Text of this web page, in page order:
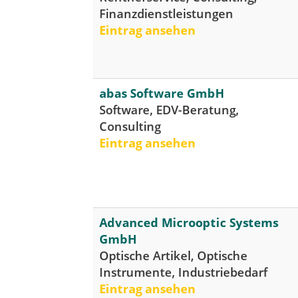
Finanzdienstleistungen
Eintrag ansehen
abas Software GmbH
Software, EDV-Beratung,
Consulting
Eintrag ansehen
Advanced Microoptic Systems
GmbH
Optische Artikel, Optische
Instrumente, Industriebedarf
Eintrag ansehen